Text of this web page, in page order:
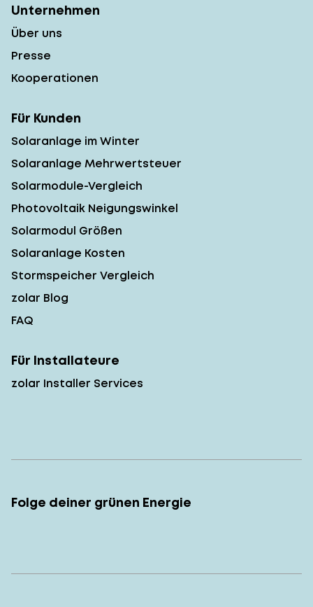
Unternehmen
Über uns
Presse
Kooperationen
Für Kunden
Solaranlage im Winter
Solaranlage Mehrwertsteuer
Solarmodule-Vergleich
Photovoltaik Neigungswinkel
Solarmodul Größen
Solaranlage Kosten
Stormspeicher Vergleich
zolar Blog
FAQ
Für Installateure
zolar Installer Services
Folge deiner grünen Energie